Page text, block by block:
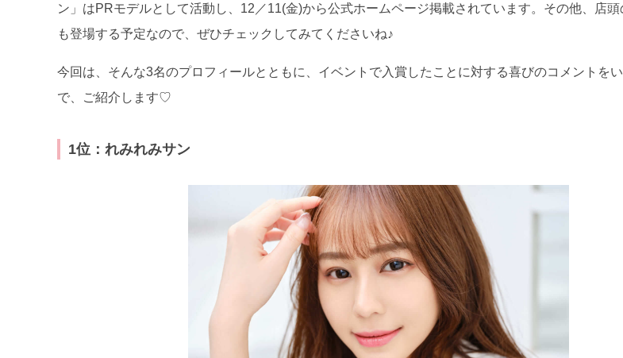
ン」はPRモデルとして活動し、12／11(金)から公式ホームページ掲載されています。その他、店頭
も登場する予定なので、ぜひチェックしてみてくださいね♪
今回は、そんな3名のプロフィールとともに、イベントで入賞したことに対する喜びのコメントを
で、ご紹介します♡
1位：れみれみサン